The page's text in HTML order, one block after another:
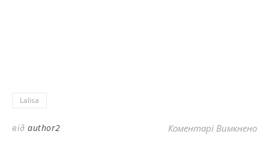
Lalisa
від author2 Коментарі Вимкненодо